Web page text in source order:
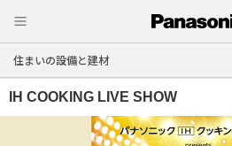
住まいの設備と建材
IH COOKING LIVE SHOW